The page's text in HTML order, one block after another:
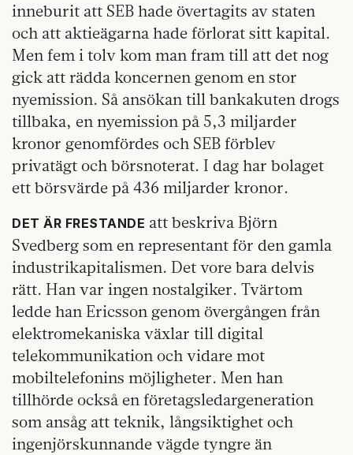
inneburit att SEB hade övertagits av staten
och att aktieägarna hade förlorat sitt kapital.
Men fem i tolv kom man fram till att det nog
gick att rädda koncernen genom en stor
nyemission. Så ansökan till bankakuten drogs
tillbaka, en nyemission på 5,3 miljarder
kronor genomfördes och SEB förblev
privatägt och börsnoterat. I dag har bolaget
ett börsvärde på 436 miljarder kronor.
DET ÄR FRESTANDE att beskriva Björn
Svedberg som en representant för den gamla
industrikapitalismen. Det vore bara delvis
rätt. Han var ingen nostalgiker. Tvärtom
ledde han Ericsson genom övergången från
elektromekaniska växlar till digital
telekommunikation och vidare mot
mobiltelefonins möjligheter. Men han
tillhörde också en företagsledargeneration
som ansåg att teknik, långsiktighet och
ingenjörskunnande vägde tyngre än